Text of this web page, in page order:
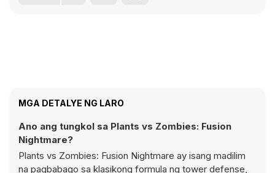
MGA DETALYE NG LARO
Ano ang tungkol sa Plants vs Zombies: Fusion
Nightmare?
Plants vs Zombies: Fusion Nightmare ay isang madilim
na pagbabago sa klasikong formula ng tower defense,